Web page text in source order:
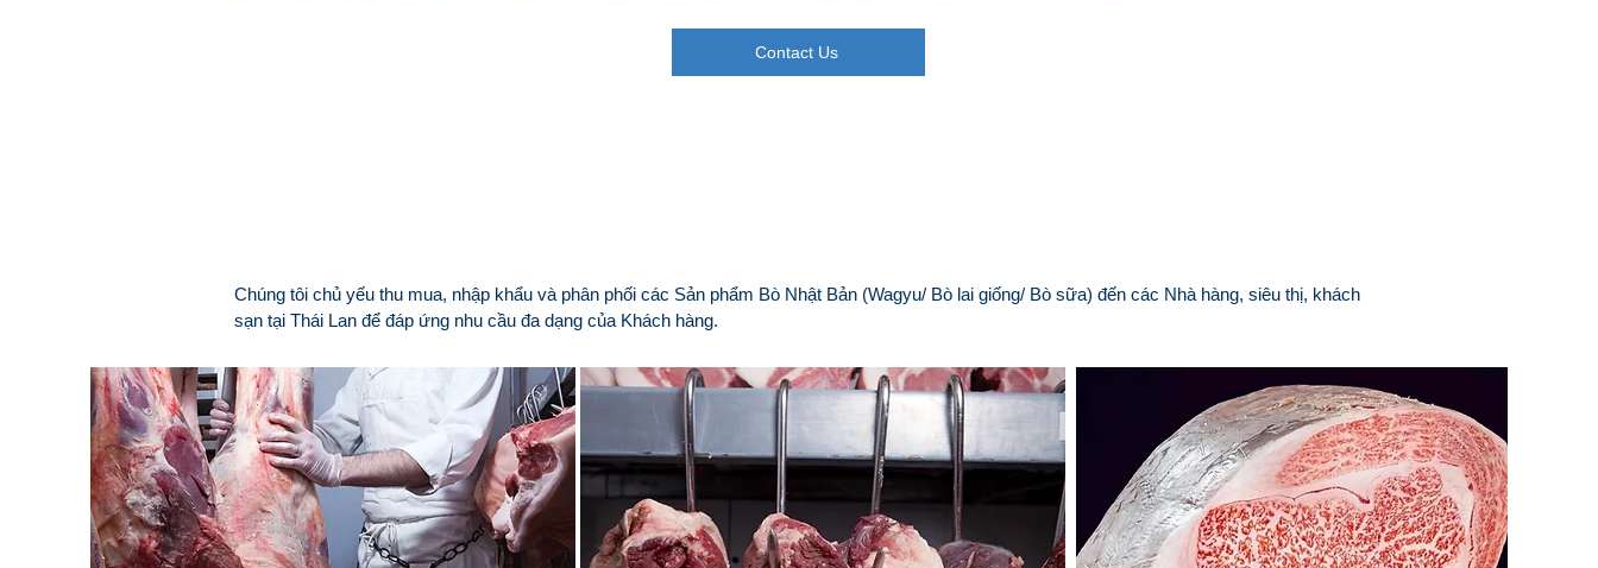
Contact Us
Chúng tôi chủ yếu thu mua, nhập khẩu và phân phối các Sản phẩm Bò Nhật Bản (Wagyu/ Bò lai giống/ Bò sữa) đến các Nhà hàng, siêu thị, khách
sạn tại Thái Lan để đáp ứng nhu cầu đa dạng của Khách hàng.